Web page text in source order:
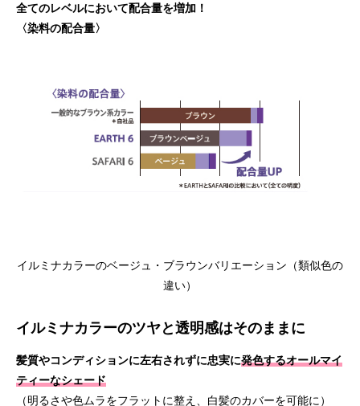
全てのレベルにおいて配合量を増加！
〈染料の配合量〉
イルミナカラーのベージュ・ブラウンバリエーション（類似色の
違い）
イルミナカラーのツヤと透明感はそのままに
髪質やコンディションに左右されずに忠実に発色するオールマイ
ティーなシェード
（明るさや色ムラをフラットに整え、白髪のカバーを可能に）